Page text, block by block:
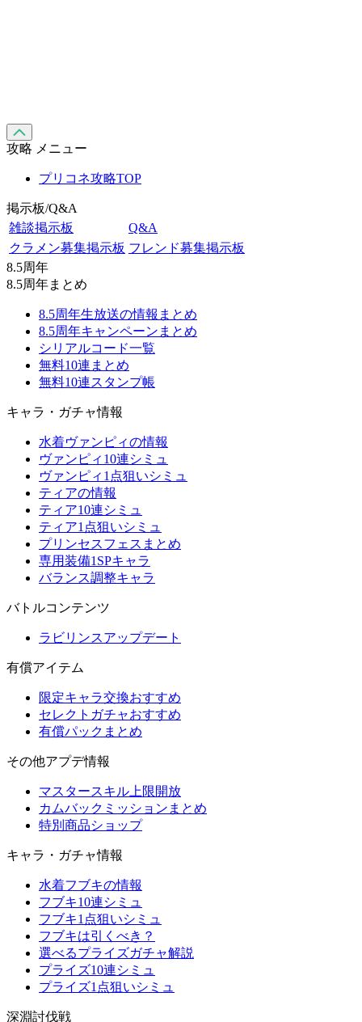
攻略 メニュー
プリコネ攻略TOP
掲示板/Q&A
雑談掲示板
Q&A
クラメン募集掲示板 フレンド募集掲示板
8.5周年
8.5周年まとめ
8.5周年生放送の情報まとめ
8.5周年キャンペーンまとめ
シリアルコード一覧
無料10連まとめ
無料10連スタンプ帳
キャラ・ガチャ情報
水着ヴァンピィの情報
ヴァンピィ10連シミュ
ヴァンピィ1点狙いシミュ
ティアの情報
ティア10連シミュ
ティア1点狙いシミュ
プリンセスフェスまとめ
専用装備1SPキャラ
バランス調整キャラ
バトルコンテンツ
ラビリンスアップデート
有償アイテム
限定キャラ交換おすすめ
セレクトガチャおすすめ
有償パックまとめ
その他アプデ情報
マスタースキル上限開放
カムバックミッションまとめ
特別商品ショップ
キャラ・ガチャ情報
水着フブキの情報
フブキ10連シミュ
フブキ1点狙いシミュ
フブキは引くべき？
選べるプライズガチャ解説
プライズ10連シミュ
プライズ1点狙いシミュ
深淵討伐戦